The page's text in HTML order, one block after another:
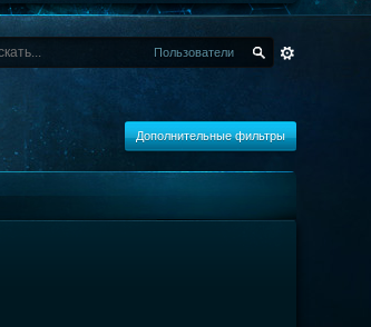
Пользователи
Дополнительные фильтры